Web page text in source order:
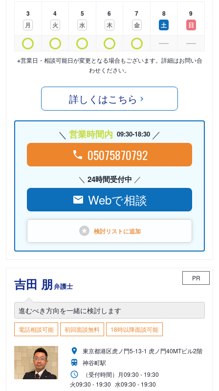
3
月
4
火
5
水
6
木
7
金
8
土
9
日
※営業日・相談可能日が変更となる場合もございます。詳細はお問い合
わせください。
詳しくはこちら
営業時間内 09:30-18:30
05075870792
24時間受付中
Webで相談
検討リストに追加
吉田 朋弁護士
PR
進むべき方向を一緒に検討します
電話相談可能 初回面談無料 18時以降面談可能
東京都港区虎ノ門5-13-1 虎ノ門40MTビル2階
神谷町駅
（受付時間） 月09:30 - 19:30
火09:30 - 19:30 水09:30 - 19:30